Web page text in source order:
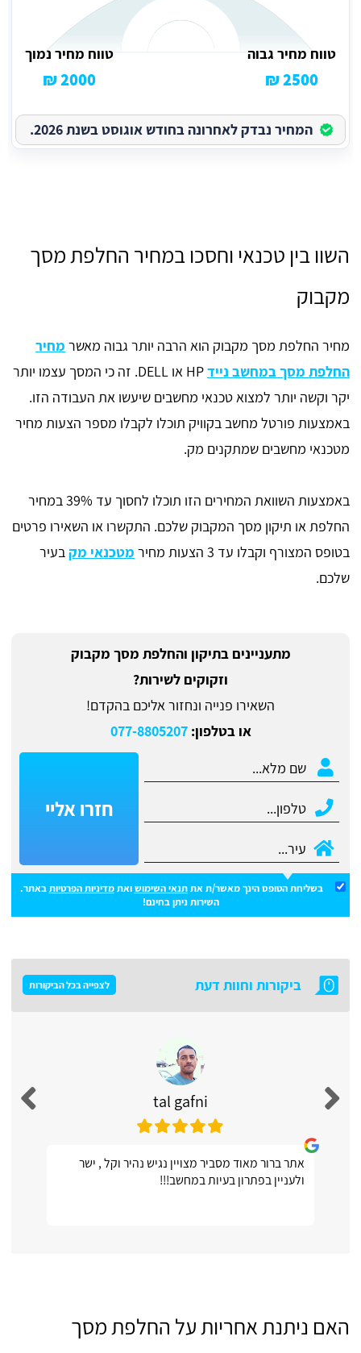
טווח מחיר גבוה
2500 ₪
טווח מחיר נמוך
2000 ₪
המחיר נבדק לאחרונה בחודש אוגוסט בשנת 2026.
השוו בין טכנאי וחסכו במחיר החלפת מסך
מקבוק
מחיר החלפת מסך מקבוק הוא הרבה יותר גבוה מאשר מחיר
החלפת מסך במחשב נייד
HP או DELL. זה כי המסך עצמו יותר
יקר וקשה יותר למצוא טכנאי מחשבים שיעשו את העבודה הזו.
באמצעות פורטל מחשב בקוויק תוכלו לקבלו מספר הצעות מחיר
מטכנאי מחשבים שמתקנים מק.
באמצעות השוואת המחירים הזו תוכלו לחסוך עד 39% במחיר
החלפת או תיקון מסך המקבוק שלכם. התקשרו או השאירו פרטים
בטופס המצורף וקבלו עד 3 הצעות מחיר
מטכנאי מקבעיר
שלכם.
מתעניינים בתיקון והחלפת מסך מקבוק
וזקוקים לשירות?
השאירו פנייה ונחזור אליכם בהקדם!
או בטלפון:077-8805207
חזרו אליי
בשליחת הטופס הינך מאשר/ת אתתנאי השימושואתמדיניות הפרטיותבאתר.
השירות ניתן בחינם!
ביקורות וחוות דעת לצפייה בכל הביקורות
tal gafni
אתר ברור מאוד מסביר מצויין נגיש נהיר וקל , ישר
ולעניין בפתרון בעיות במחשב!!!
האם ניתנת אחריות על החלפת מסך